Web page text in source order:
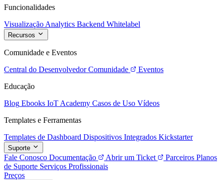
Funcionalidades
Visualização Analytics Backend Whitelabel
Recursos
Comunidade e Eventos
Central do Desenvolvedor Comunidade
Eventos
Educação
Blog Ebooks IoT Academy Casos de Uso Vídeos
Templates e Ferramentas
Templates de Dashboard Dispositivos Integrados Kickstarter
Suporte
Fale Conosco Documentação Abrir um Ticket Parceiros Planos
de Suporte Serviços Profissionais
Preços